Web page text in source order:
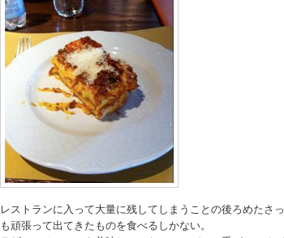
レストランに入って大量に残してしまうことの後ろめたさ
も頑張って出てきたものを食べるしかない。